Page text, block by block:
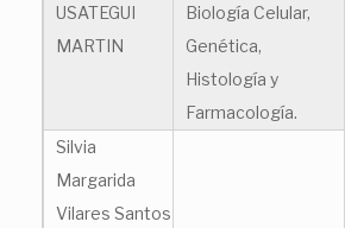
USATEGUI
MARTIN
Biología Celular,
Genética,
Histología y
Farmacología.
Silvia
Margarida
Vilares Santos